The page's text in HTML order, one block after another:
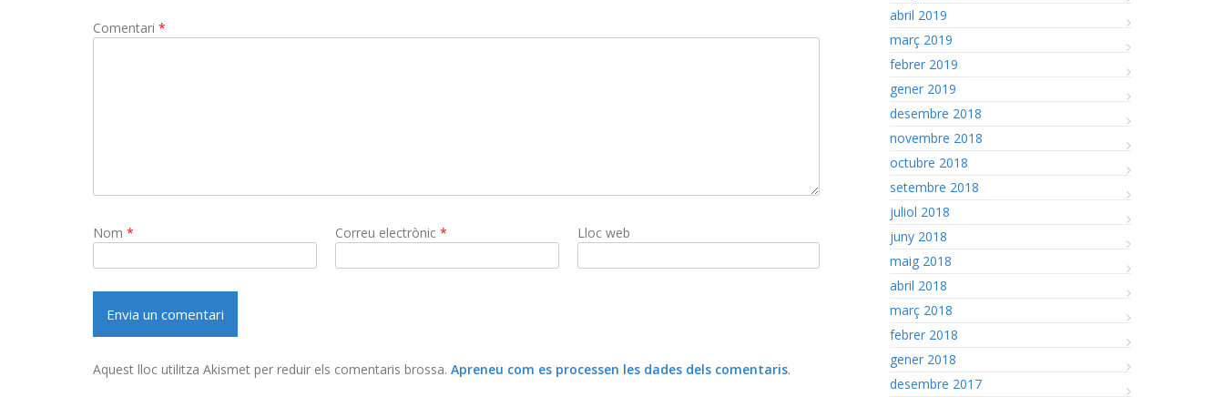
Comentari *
Nom * Correu electrònic * Lloc web
Aquest lloc utilitza Akismet per reduir els comentaris brossa. Apreneu com es processen les dades dels comentaris.
abril 2019
març 2019
febrer 2019
gener 2019
desembre 2018
novembre 2018
octubre 2018
setembre 2018
juliol 2018
juny 2018
maig 2018
abril 2018
març 2018
febrer 2018
gener 2018
desembre 2017